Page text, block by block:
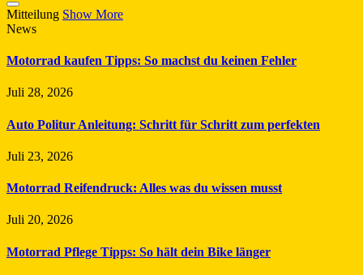
Mitteilung Show More
News
Motorrad kaufen Tipps: So machst du keinen Fehler
Juli 28, 2026
Auto Politur Anleitung: Schritt für Schritt zum perfekten
Juli 23, 2026
Motorrad Reifendruck: Alles was du wissen musst
Juli 20, 2026
Motorrad Pflege Tipps: So hält dein Bike länger